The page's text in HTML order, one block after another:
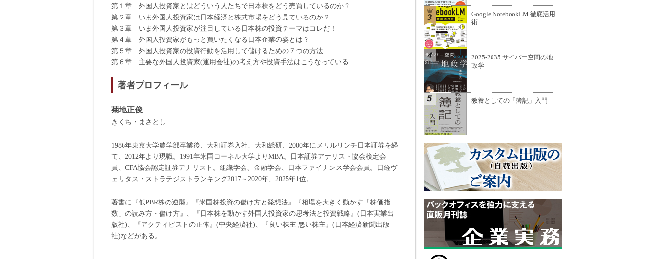
第１章 外国人投資家とはどういう人たちで日本株をどう売買しているのか？
第２章 いま外国人投資家は日本経済と株式市場をどう見ているのか？
第３章 いま外国人投資家が注目している日本株の投資テーマはコレだ！
第４章 外国人投資家がもっと買いたくなる日本企業の姿とは？
第５章 外国人投資家の投資行動を活用して儲けるための７つの方法
第６章 主要な外国人投資家(運用会社)の考え方や投資手法はこうなっている
著者プロフィール
菊地正俊
きくち・まさとし
1986年東京大学農学部卒業後、大和証券入社、大和総研、2000年にメリルリンチ日本証券を経
て、2012年より現職。1991年米国コーネル大学よりMBA。日本証券アナリスト協会検定会
員、CFA協会認定証券アナリスト。組織学会、金融学会、日本ファイナンス学会会員。日経ヴ
ェリタス・ストラテジストランキング2017～2020年、2025年1位。
著書に『低PBR株の逆襲』『米国株投資の儲け方と発想法』『相場を大きく動かす「株価指
数」の読み方・儲け方』、『日本株を動かす外国人投資家の思考法と投資戦略』(日本実業出
版社)、『アクティビストの正体』(中央経済社)、『良い株主 悪い株主』(日本経済新聞出版
社)などがある。
Google NotebookLM 徹底活用
術
2025-2035 サイバー空間の地
政学
教養としての「簿記」入門